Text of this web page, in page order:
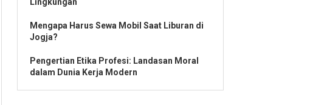
Mengapa Harus Sewa Mobil Saat Liburan di
Jogja?
Pengertian Etika Profesi: Landasan Moral
dalam Dunia Kerja Modern